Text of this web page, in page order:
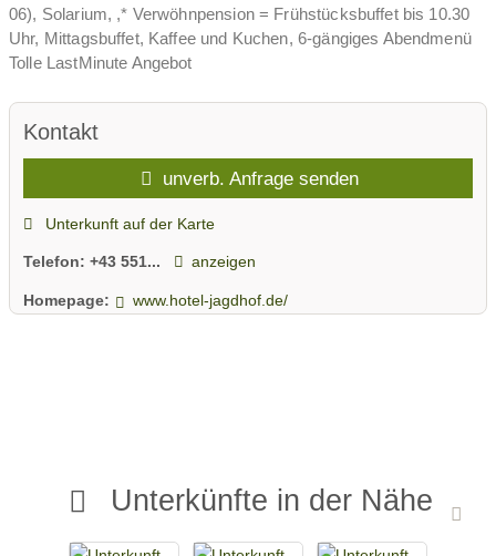
06), Solarium, ,* Verwöhnpension = Frühstücksbuffet bis 10.30
Uhr, Mittagsbuffet, Kaffee und Kuchen, 6-gängiges Abendmenü
Tolle LastMinute Angebot
Kontakt
unverb. Anfrage senden
Unterkunft auf der Karte
Telefon: +43 551... anzeigen
Homepage: www.hotel-jagdhof.de/
Unterkünfte in der Nähe